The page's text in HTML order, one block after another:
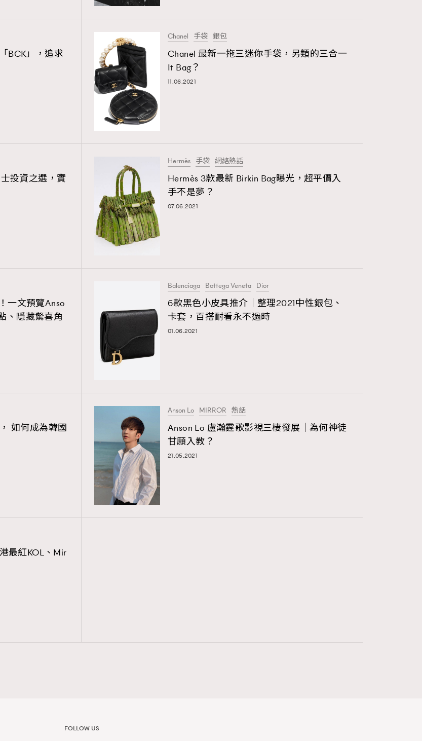
EmpowerF
FigaroAesthetic
NoBagNoLife
People
WatchesWonder&Beyond 1
向ChanelN°5致敬
時裝心理學
煲劇日常 334
意新傳媒集團使用
BCK」，追求
Chanel 手袋 銀包
Chanel 最新一拖三迷你手袋，另類的三合一
It Bag？
11.06.2021
投資之選，實
Hermès 手袋 網絡熱話
Hermès 3款最新 Birkin Bag曝光，超平價入
手不是夢？
07.06.2021
一文預覽Anso
、隱藏驚喜角
Balenciaga Bottega Veneta Dior
6款黑色小皮具推介｜整理2021中性銀包、
卡套，百搭耐看永不過時
01.06.2021
如何成為韓國
Anson Lo MIRROR 熱話
Anson Lo 盧瀚霆歌影視三棲發展｜為何神徒
甘願入教？
21.05.2021
最紅KOL、Mir
FOLLOW US